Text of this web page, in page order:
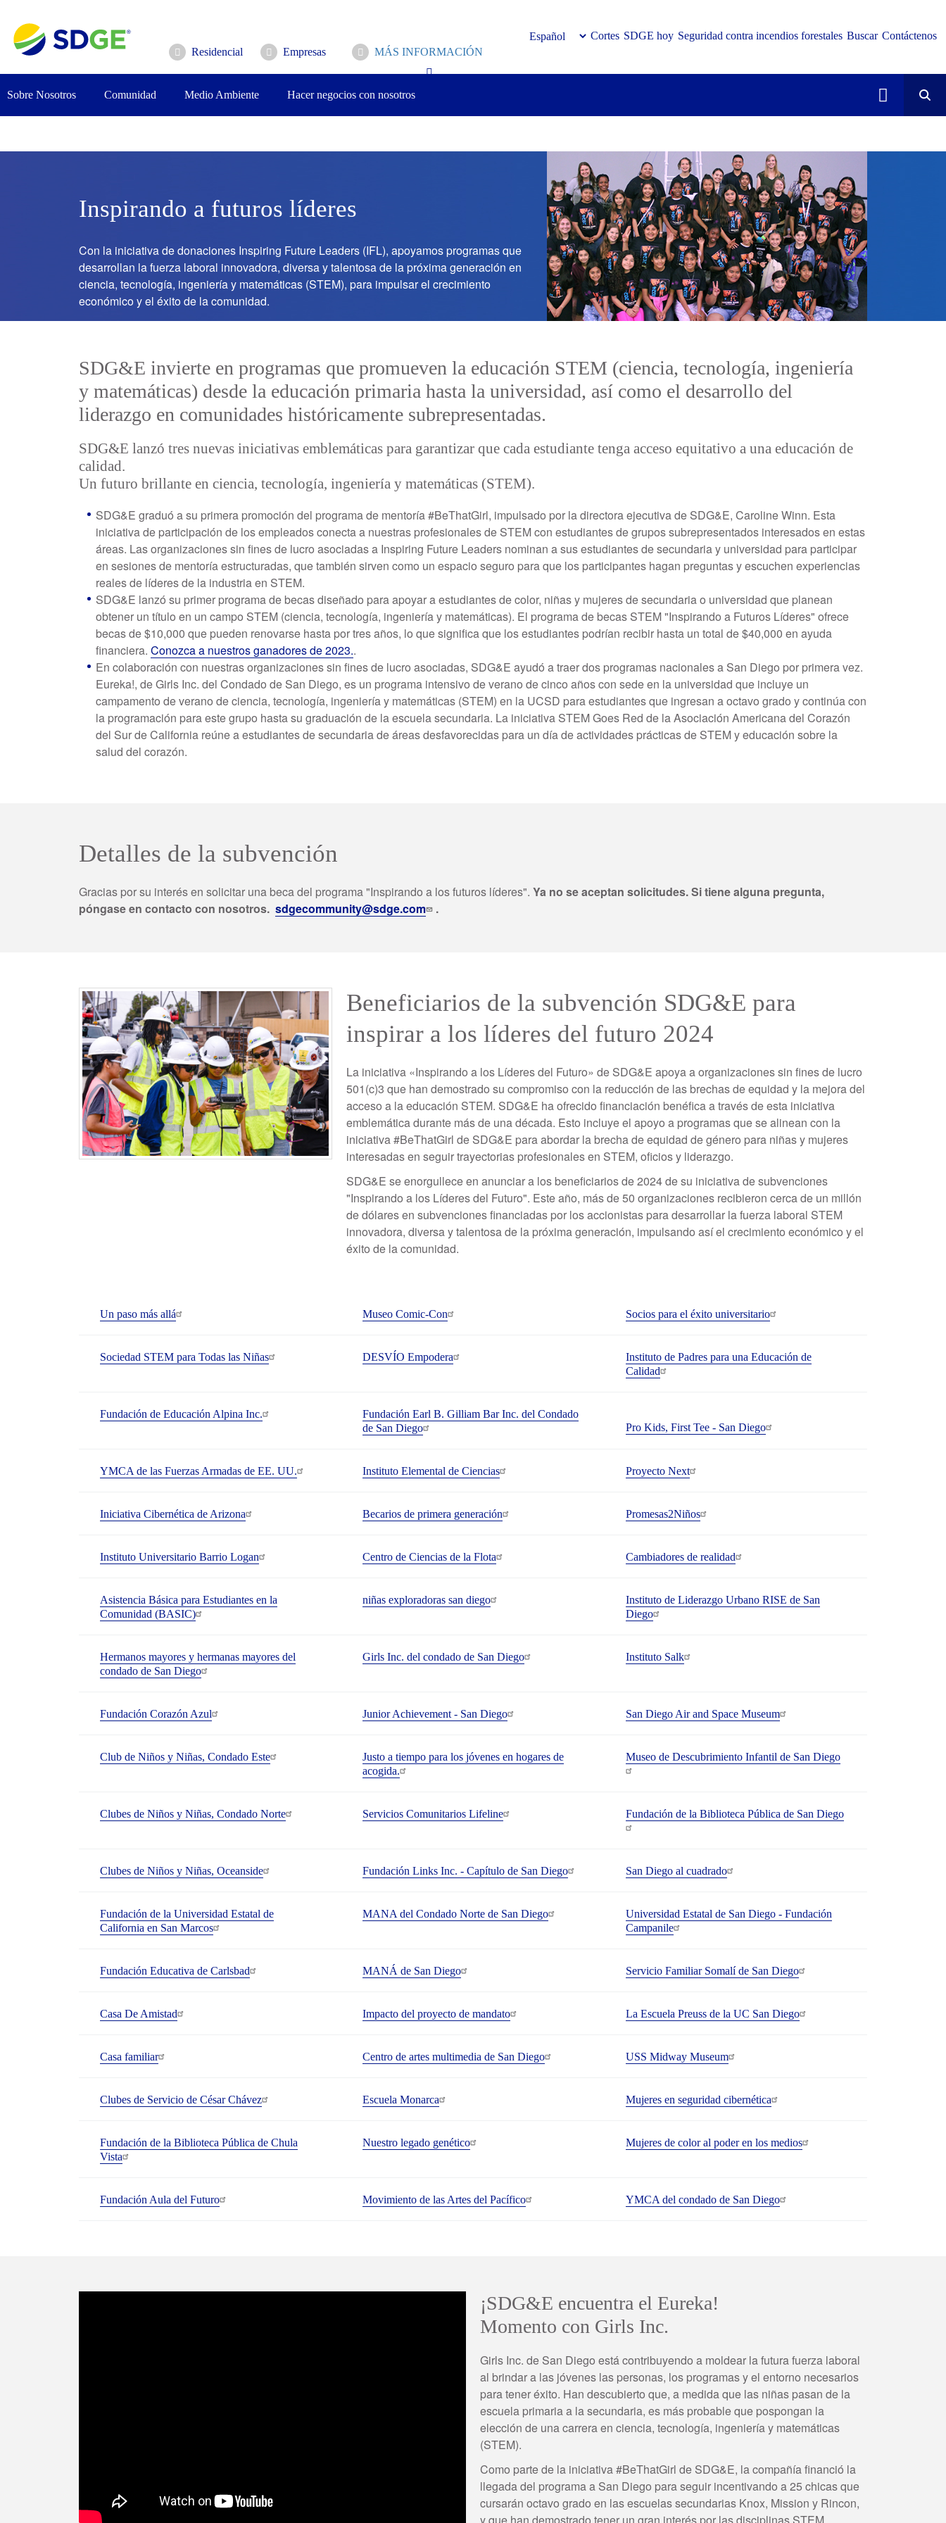
contenido
principal
Residencial Empresas MÁS INFORMACIÓN
Cortes SDGE hoy Seguridad contra incendios forestales Buscar Contáctenos
Sobre Nosotros Comunidad Medio Ambiente Hacer negocios con nosotros
Inspirando a futuros líderes
Con la iniciativa de donaciones Inspiring Future Leaders (IFL), apoyamos programas que
desarrollan la fuerza laboral innovadora, diversa y talentosa de la próxima generación en
ciencia, tecnología, ingeniería y matemáticas (STEM), para impulsar el crecimiento
económico y el éxito de la comunidad.
SDG&E invierte en programas que promueven la educación STEM (ciencia, tecnología, ingeniería
y matemáticas) desde la educación primaria hasta la universidad, así como el desarrollo del
liderazgo en comunidades históricamente subrepresentadas.
SDG&E lanzó tres nuevas iniciativas emblemáticas para garantizar que cada estudiante tenga acceso equitativo a una educación de
calidad.
Un futuro brillante en ciencia, tecnología, ingeniería y matemáticas (STEM).
SDG&E graduó a su primera promoción del programa de mentoría #BeThatGirl, impulsado por la directora ejecutiva de SDG&E, Caroline Winn. Esta
iniciativa de participación de los empleados conecta a nuestras profesionales de STEM con estudiantes de grupos subrepresentados interesados ​​en estas
áreas. Las organizaciones sin fines de lucro asociadas a Inspiring Future Leaders nominan a sus estudiantes de secundaria y universidad para participar
en sesiones de mentoría estructuradas, que también sirven como un espacio seguro para que los participantes hagan preguntas y escuchen experiencias
reales de líderes de la industria en STEM.
SDG&E lanzó su primer programa de becas diseñado para apoyar a estudiantes de color, niñas y mujeres de secundaria o universidad que planean
obtener un título en un campo STEM (ciencia, tecnología, ingeniería y matemáticas). El programa de becas STEM "Inspirando a Futuros Líderes" ofrece
becas de $10,000 que pueden renovarse hasta por tres años, lo que significa que los estudiantes podrían recibir hasta un total de $40,000 en ayuda
financiera. Conozca a nuestros ganadores de 2023..
En colaboración con nuestras organizaciones sin fines de lucro asociadas, SDG&E ayudó a traer dos programas nacionales a San Diego por primera vez.
Eureka!, de Girls Inc. del Condado de San Diego, es un programa intensivo de verano de cinco años con sede en la universidad que incluye un
campamento de verano de ciencia, tecnología, ingeniería y matemáticas (STEM) en la UCSD para estudiantes que ingresan a octavo grado y continúa con
la programación para este grupo hasta su graduación de la escuela secundaria. La iniciativa STEM Goes Red de la Asociación Americana del Corazón
del Sur de California reúne a estudiantes de secundaria de áreas desfavorecidas para un día de actividades prácticas de STEM y educación sobre la
salud del corazón.
Detalles de la subvención
Gracias por su interés en solicitar una beca del programa "Inspirando a los futuros líderes". Ya no se aceptan solicitudes. Si tiene alguna pregunta,
póngase en contacto con nosotros. sdgecommunity@sdge.com .
Beneficiarios de la subvención SDG&E para
inspirar a los líderes del futuro 2024
La iniciativa «Inspirando a los Líderes del Futuro» de SDG&E apoya a organizaciones sin fines de lucro
501(c)3 que han demostrado su compromiso con la reducción de las brechas de equidad y la mejora del
acceso a la educación STEM. SDG&E ha ofrecido financiación benéfica a través de esta iniciativa
emblemática durante más de una década. Esto incluye el apoyo a programas que se alinean con la
iniciativa #BeThatGirl de SDG&E para abordar la brecha de equidad de género para niñas y mujeres
interesadas en seguir trayectorias profesionales en STEM, oficios y liderazgo.
SDG&E se enorgullece en anunciar a los beneficiarios de 2024 de su iniciativa de subvenciones
"Inspirando a los Líderes del Futuro". Este año, más de 50 organizaciones recibieron cerca de un millón
de dólares en subvenciones financiadas por los accionistas para desarrollar la fuerza laboral STEM
innovadora, diversa y talentosa de la próxima generación, impulsando así el crecimiento económico y el
éxito de la comunidad.
Un paso más allá Museo Comic-Con Socios para el éxito universitario
Sociedad STEM para Todas las Niñas DESVÍO Empodera
Instituto de Padres para una Educación de
Calidad
Fundación de Educación Alpina Inc.
Fundación Earl B. Gilliam Bar Inc. del Condado
de San Diego
Pro Kids, First Tee - San Diego
YMCA de las Fuerzas Armadas de EE. UU. Instituto Elemental de Ciencias Proyecto Next
Iniciativa Cibernética de Arizona Becarios de primera generación Promesas2Niños
Instituto Universitario Barrio Logan Centro de Ciencias de la Flota Cambiadores de realidad
Asistencia Básica para Estudiantes en la
Comunidad (BASIC)
niñas exploradoras san diego
Instituto de Liderazgo Urbano RISE de San
Diego
Hermanos mayores y hermanas mayores del
condado de San Diego
Girls Inc. del condado de San Diego Instituto Salk
Fundación Corazón Azul Junior Achievement - San Diego San Diego Air and Space Museum
Club de Niños y Niñas, Condado Este
Justo a tiempo para los jóvenes en hogares de
acogida.
Museo de Descubrimiento Infantil de San Diego
Clubes de Niños y Niñas, Condado Norte Servicios Comunitarios Lifeline Fundación de la Biblioteca Pública de San Diego
Clubes de Niños y Niñas, Oceanside Fundación Links Inc. - Capítulo de San Diego San Diego al cuadrado
Fundación de la Universidad Estatal de
California en San Marcos
MANA del Condado Norte de San Diego
Universidad Estatal de San Diego - Fundación
Campanile
Fundación Educativa de Carlsbad MANÁ de San Diego Servicio Familiar Somalí de San Diego
Casa De Amistad Impacto del proyecto de mandato La Escuela Preuss de la UC San Diego
Casa familiar Centro de artes multimedia de San Diego USS Midway Museum
Clubes de Servicio de César Chávez Escuela Monarca Mujeres en seguridad cibernética
Fundación de la Biblioteca Pública de Chula
Vista
Nuestro legado genético Mujeres de color al poder en los medios
Fundación Aula del Futuro Movimiento de las Artes del Pacífico YMCA del condado de San Diego
¡SDG&E encuentra el Eureka!
Momento con Girls Inc.
Girls Inc. de San Diego está contribuyendo a moldear la futura fuerza laboral
al brindar a las jóvenes las personas, los programas y el entorno necesarios
para tener éxito. Han descubierto que, a medida que las niñas pasan de la
escuela primaria a la secundaria, es más probable que pospongan la
elección de una carrera en ciencia, tecnología, ingeniería y matemáticas
(STEM).
Como parte de la iniciativa #BeThatGirl de SDG&E, la compañía financió la
llegada del programa a San Diego para seguir incentivando a 25 chicas que
cursarán octavo grado en las escuelas secundarias Knox, Mission y Rincon,
y que han demostrado tener un gran interés por las disciplinas STEM